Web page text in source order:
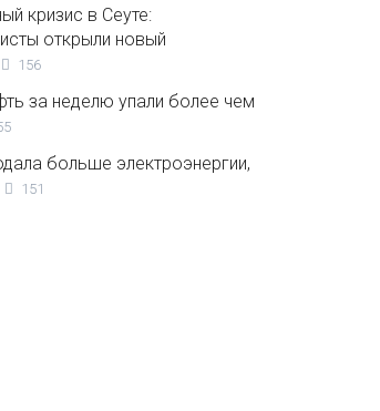
кризис в Сеуте:
открыли новый
156
за неделю упали более чем
больше электроэнергии,
151